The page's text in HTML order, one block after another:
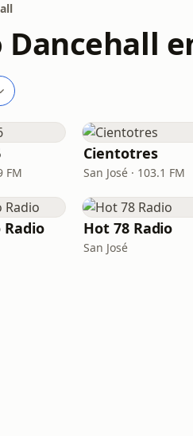
Dancehall
FM
Cientotres
San José · 103.1 FM
Radio Hot 78 Radio
San José